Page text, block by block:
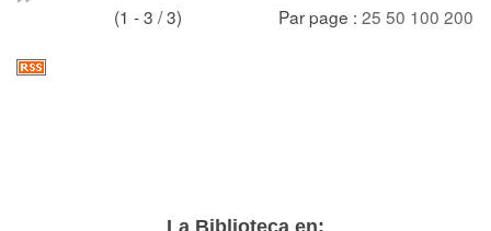
(1 - 3 / 3) Par page : 25 50 100 200
La Biblioteca en: